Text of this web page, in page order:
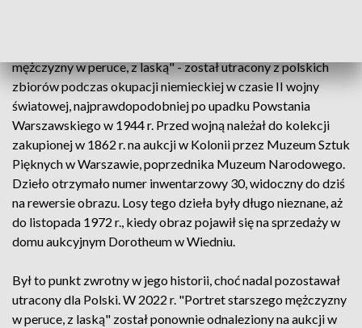
mężczyzny w peruce, z laską" - został utracony z polskich
zbiorów podczas okupacji niemieckiej w czasie II wojny
światowej, najprawdopodobniej po upadku Powstania
Warszawskiego w 1944 r. Przed wojną należał do kolekcji
zakupionej w 1862 r. na aukcji w Kolonii przez Muzeum Sztuk
Pięknych w Warszawie, poprzednika Muzeum Narodowego.
Dzieło otrzymało numer inwentarzowy 30, widoczny do dziś
na rewersie obrazu. Losy tego dzieła były długo nieznane, aż
do listopada 1972 r., kiedy obraz pojawił się na sprzedaży w
domu aukcyjnym Dorotheum w Wiedniu.
Był to punkt zwrotny w jego historii, choć nadal pozostawał
utracony dla Polski. W 2022 r. "Portret starszego mężczyzny
w peruce, z laską" został ponownie odnaleziony na aukcji w